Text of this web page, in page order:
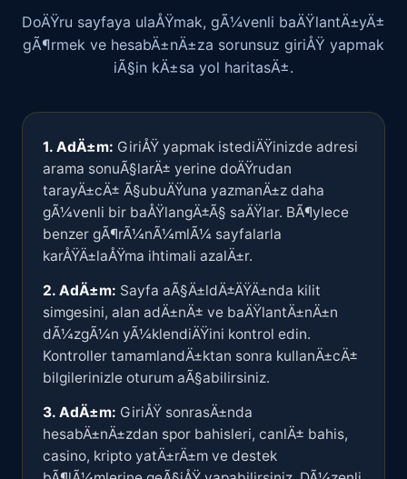
DoÄŸru sayfaya ulaÅŸmak, gÃ¼venli baÄŸlantÄ±yÄ±
gÃ¶rmek ve hesabÄ±nÄ±za sorunsuz giriÅŸ yapmak
iÃ§in kÄ±sa yol haritasÄ±.
1. AdÄ±m: GiriÅŸ yapmak istediÄŸinizde adresi
arama sonuÃ§larÄ± yerine doÄŸrudan
tarayÄ±cÄ± Ã§ubuÄŸuna yazmanÄ±z daha
gÃ¼venli bir baÅŸlangÄ±Ã§ saÄŸlar. BÃ¶ylece
benzer gÃ¶rÃ¼nÃ¼mlÃ¼ sayfalarla
karÅŸÄ±laÅŸma ihtimali azalÄ±r.
2. AdÄ±m: Sayfa aÃ§Ä±ldÄ±ÄŸÄ±nda kilit
simgesini, alan adÄ±nÄ± ve baÄŸlantÄ±nÄ±n
dÃ¼zgÃ¼n yÃ¼klendiÄŸini kontrol edin.
Kontroller tamamlandÄ±ktan sonra kullanÄ±cÄ±
bilgilerinizle oturum aÃ§abilirsiniz.
3. AdÄ±m: GiriÅŸ sonrasÄ±nda
hesabÄ±nÄ±zdan spor bahisleri, canlÄ± bahis,
casino, kripto yatÄ±rÄ±m ve destek